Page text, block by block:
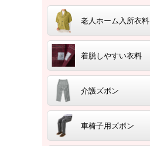
老人ホーム入所衣料
着脱しやすい衣料
介護ズボン
車椅子用ズボン